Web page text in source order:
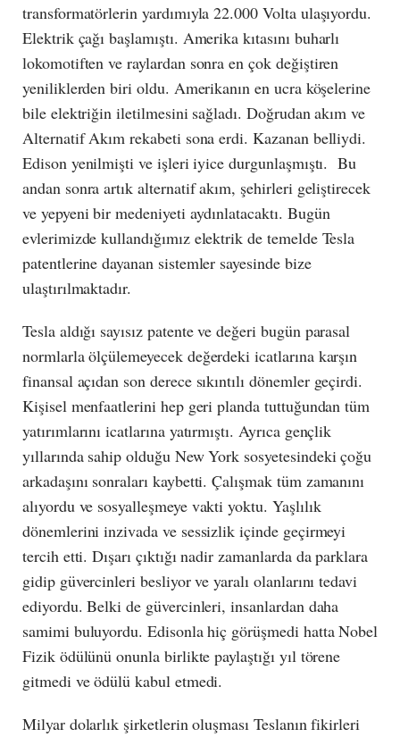
transformatörlerin yardımıyla 22.000 Volta ulaşıyordu.
Elektrik çağı başlamıştı. Amerika kıtasını buharlı
lokomotiften ve raylardan sonra en çok değiştiren
yeniliklerden biri oldu. Amerikanın en ucra köşelerine
bile elektriğin iletilmesini sağladı. Doğrudan akım ve
Alternatif Akım rekabeti sona erdi. Kazanan belliydi.
Edison yenilmişti ve işleri iyice durgunlaşmıştı. Bu
andan sonra artık alternatif akım, şehirleri geliştirecek
ve yepyeni bir medeniyeti aydınlatacaktı. Bugün
evlerimizde kullandığımız elektrik de temelde Tesla
patentlerine dayanan sistemler sayesinde bize
ulaştırılmaktadır.
Tesla aldığı sayısız patente ve değeri bugün parasal
normlarla ölçülemeyecek değerdeki icatlarına karşın
finansal açıdan son derece sıkıntılı dönemler geçirdi.
Kişisel menfaatlerini hep geri planda tuttuğundan tüm
yatırımlarını icatlarına yatırmıştı. Ayrıca gençlik
yıllarında sahip olduğu New York sosyetesindeki çoğu
arkadaşını sonraları kaybetti. Çalışmak tüm zamanını
alıyordu ve sosyalleşmeye vakti yoktu. Yaşlılık
dönemlerini inzivada ve sessizlik içinde geçirmeyi
tercih etti. Dışarı çıktığı nadir zamanlarda da parklara
gidip güvercinleri besliyor ve yaralı olanlarını tedavi
ediyordu. Belki de güvercinleri, insanlardan daha
samimi buluyordu. Edisonla hiç görüşmedi hatta Nobel
Fizik ödülünü onunla birlikte paylaştığı yıl törene
gitmedi ve ödülü kabul etmedi.
Milyar dolarlık şirketlerin oluşması Teslanın fikirleri